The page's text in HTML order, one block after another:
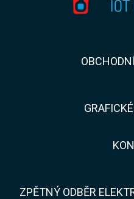
ZPĚTNÝ ODBĚR